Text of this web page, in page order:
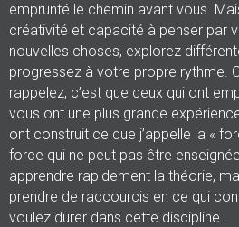
emprunté le chemin avant vous.
créativité et capacité à penser par
nouvelles choses, explorez
progressez à votre propre rythme.
rappelez, c’est que ceux qui ont
vous ont une plus grande
ont construit ce que j’appelle la «
force qui ne peut pas être
apprendre rapidement la théorie,
prendre de raccourcis en ce qui
voulez durer dans cette discipline.